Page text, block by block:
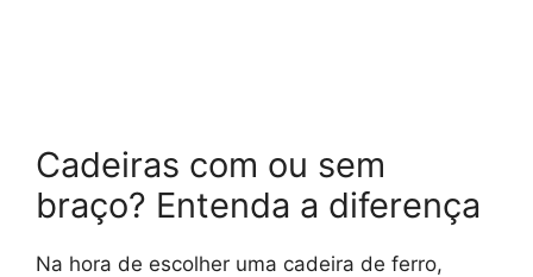
Cadeiras com ou sem
braço? Entenda a diferença
Na hora de escolher uma cadeira de ferro,